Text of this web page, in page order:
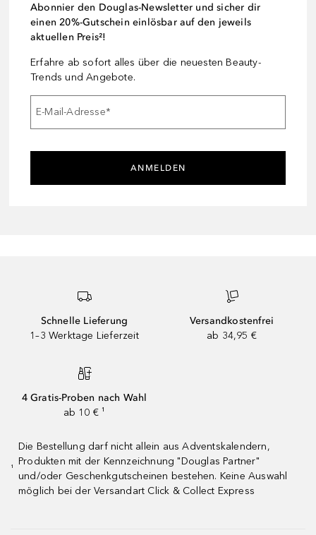
Abonnier den Douglas-Newsletter und sicher dir
einen 20%-Gutschein einlösbar auf den jeweils
aktuellen Preis²!
Erfahre ab sofort alles über die neuesten Beauty-
Trends und Angebote.
E-Mail-Adresse*
ANMELDEN
Schnelle Lieferung
1–3 Werktage Lieferzeit
Versandkostenfrei
ab 34,95 €
4 Gratis-Proben nach Wahl
ab 10 € ¹
¹
Die Bestellung darf nicht allein aus Adventskalendern,
Produkten mit der Kennzeichnung "Douglas Partner"
und/oder Geschenkgutscheinen bestehen. Keine Auswahl
möglich bei der Versandart Click & Collect Express